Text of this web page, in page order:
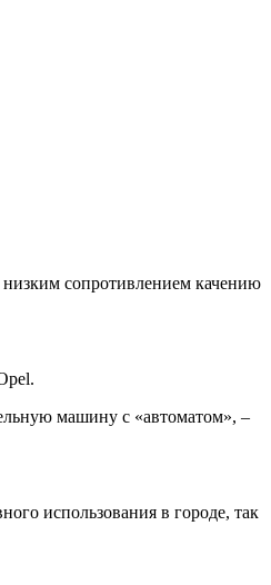
сопротивлением качению
машину с «автоматом», –
использования в городе, так